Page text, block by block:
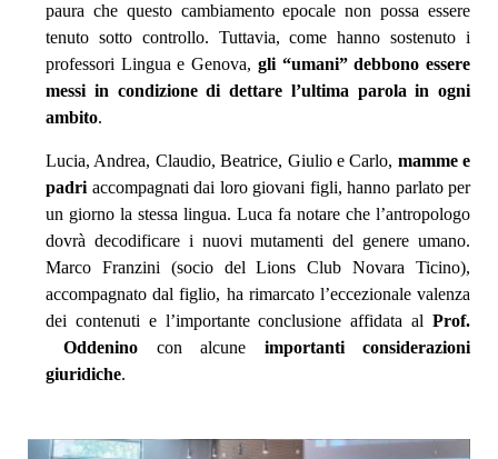
paura che questo cambiamento epocale non possa essere
tenuto sotto controllo. Tuttavia, come hanno sostenuto i
professori Lingua e Genova, gli “umani” debbono essere
messi in condizione di dettare l’ultima parola in ogni
ambito.
Lucia, Andrea, Claudio, Beatrice, Giulio e Carlo, mamme e
padri accompagnati dai loro giovani figli, hanno parlato per
un giorno la stessa lingua. Luca fa notare che l’antropologo
dovrà decodificare i nuovi mutamenti del genere umano.
Marco Franzini (socio del Lions Club Novara Ticino),
accompagnato dal figlio, ha rimarcato l’eccezionale valenza
dei contenuti e l’importante conclusione affidata al Prof.
Oddenino con alcune importanti considerazioni
giuridiche.